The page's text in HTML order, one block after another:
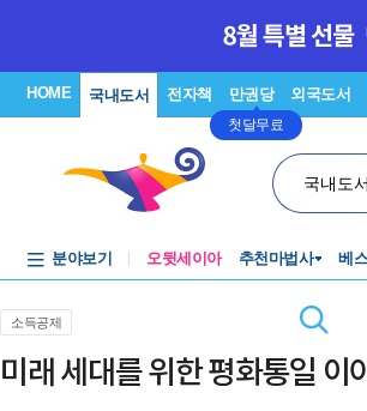
HOME 국내도서 전자책 만권당
첫달무료
외국도서
국내도
분야보기 오뒷세이아 추천마법사 베
소득공제
미래 세대를 위한 평화통일 이